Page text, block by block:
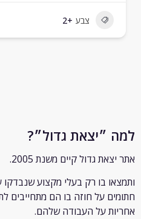
גדול״?
גדול קיים משנת 2005.
בו רקבעלי מקצוע שנבדקו על
על חוזה בו הם מתחייבים לתת
על העבודה שלהם.
צבע +2